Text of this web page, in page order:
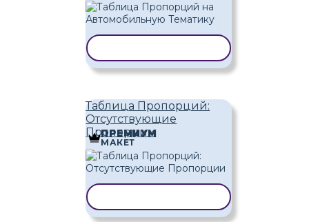
Таблица Пропорций:
Отсутствующие
Пропорции
ПРЕМИУМ
МАКЕТ